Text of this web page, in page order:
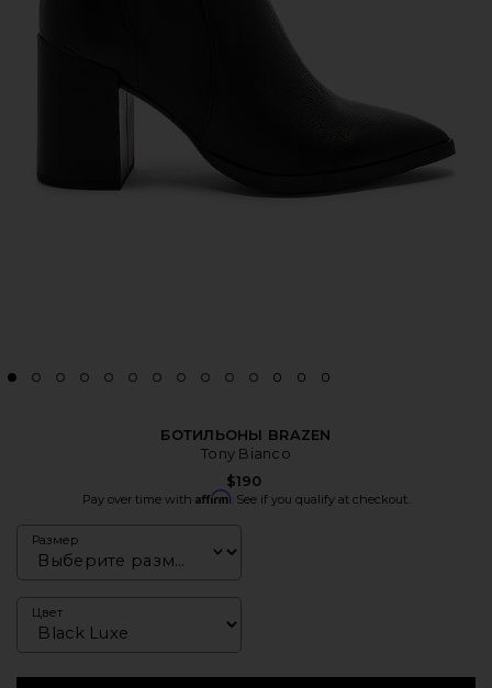
БОТИЛЬОНЫ BRAZEN
Tony Bianco
$190
Pay over time with Affirm . See if you qualify at checkout.
Размер
Цвет